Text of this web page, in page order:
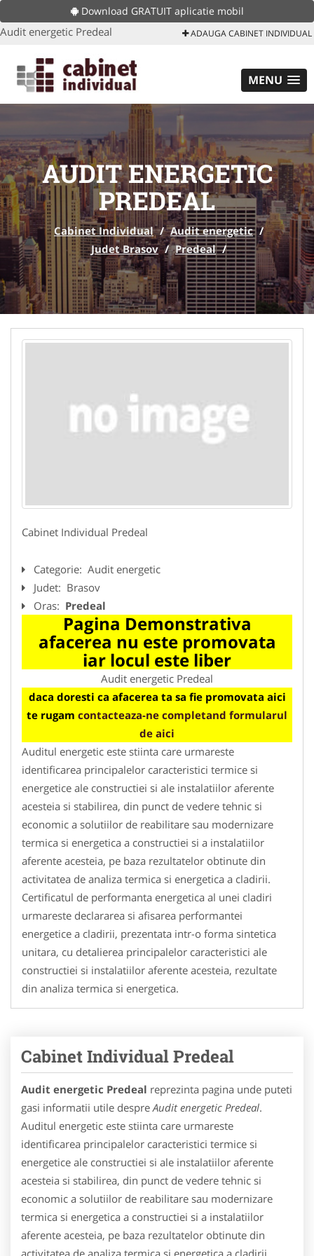
Download GRATUIT aplicatie mobil
Audit energetic Predeal ADAUGA CABINET INDIVIDUAL
MENU
AUDIT ENERGETIC
PREDEAL
Cabinet Individual / Audit energetic /
Judet Brasov / Predeal /
Cabinet Individual Predeal
Categorie: Audit energetic
Judet: Brasov
Oras: Predeal
Pagina Demonstrativa
afacerea nu este promovata
iar locul este liber
Audit energetic Predeal
daca doresti ca afacerea ta sa fie promovata aici
te rugam contacteaza-ne completand formularul
de aici
Auditul energetic este stiinta care urmareste
identificarea principalelor caracteristici termice si
energetice ale constructiei si ale instalatiilor aferente
acesteia si stabilirea, din punct de vedere tehnic si
economic a solutiilor de reabilitare sau modernizare
termica si energetica a constructiei si a instalatiilor
aferente acesteia, pe baza rezultatelor obtinute din
activitatea de analiza termica si energetica a cladirii.
Certificatul de performanta energetica al unei cladiri
urmareste declararea si afisarea performantei
energetice a cladirii, prezentata intr-o forma sintetica
unitara, cu detalierea principalelor caracteristici ale
constructiei si instalatiilor aferente acesteia, rezultate
din analiza termica si energetica.
Cabinet Individual Predeal
Audit energetic Predeal reprezinta pagina unde puteti
gasi informatii utile despre Audit energetic Predeal.
Auditul energetic este stiinta care urmareste
identificarea principalelor caracteristici termice si
energetice ale constructiei si ale instalatiilor aferente
acesteia si stabilirea, din punct de vedere tehnic si
economic a solutiilor de reabilitare sau modernizare
termica si energetica a constructiei si a instalatiilor
aferente acesteia, pe baza rezultatelor obtinute din
activitatea de analiza termica si energetica a cladirii.